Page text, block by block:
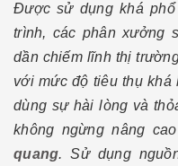
Được sử dụng khá
trình, các phân xưởng
dần chiếm lĩnh thị
với mức độ tiêu thụ
dùng sự hài lòng và
không ngừng nâng
quang. Sử dụng